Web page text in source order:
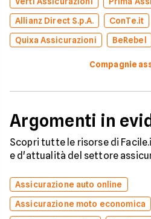
Allianz Direct S.p.A.
ConTe.it
Quixa Assicurazioni
BeRebel
Compagnie
Argomenti in
Scopri tutte le risorse di
e d'attualità del settore
Assicurazione auto online
Assicurazione moto economica